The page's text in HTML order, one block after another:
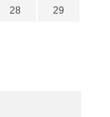
28 29